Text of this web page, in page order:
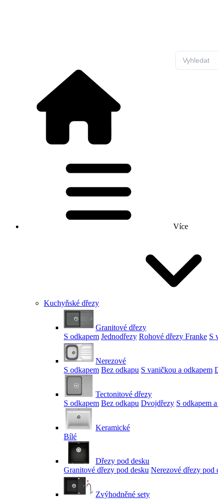
Více
Kuchyňské dřezy
Granitové dřezy
S odkapem Jednodřezy Rohové dřezy Franke S
Nerezové
S odkapem Bez odkapu S vaničkou a odkapem
Tectonitové dřezy
S odkapem Bez odkapu Dvojdřezy S odkapem
Keramické
Bílé
Dřezy pod desku
Granitové dřezy pod desku Nerezové dřezy pod
Zvýhodněné sety